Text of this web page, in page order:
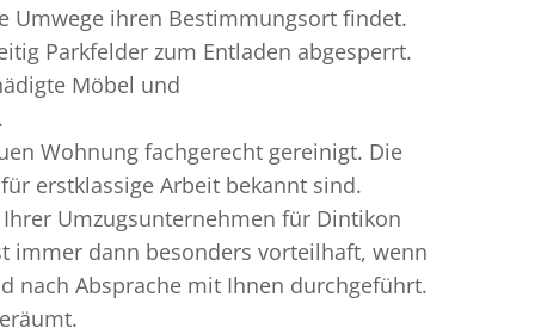
Umwege ihren Bestimmungsort findet.
Parkfelder zum Entladen abgesperrt.
Möbel und
Wohnung fachgerecht gereinigt. Die
erstklassige Arbeit bekannt sind.
Umzugsunternehmen für Dintikon
immer dann besonders vorteilhaft, wenn
nach Absprache mit Ihnen durchgeführt.